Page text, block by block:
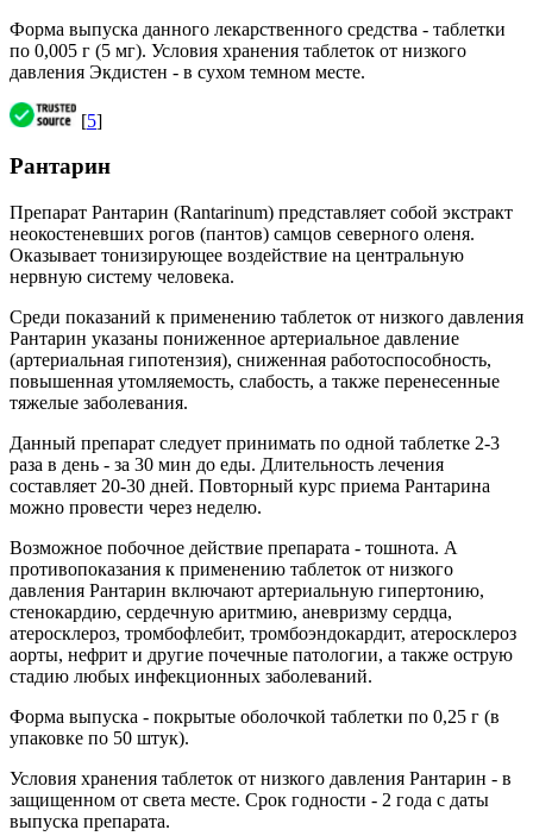
Форма выпуска данного лекарственного средства - таблетки
по 0,005 г (5 мг). Условия хранения таблеток от низкого
давления Экдистен - в сухом темном месте.
[5]
Рантарин
Препарат Рантарин (Rantarinum) представляет собой экстракт
неокостеневших рогов (пантов) самцов северного оленя.
Оказывает тонизирующее воздействие на центральную
нервную систему человека.
Среди показаний к применению таблеток от низкого давления
Рантарин указаны пониженное артериальное давление
(артериальная гипотензия), сниженная работоспособность,
повышенная утомляемость, слабость, а также перенесенные
тяжелые заболевания.
Данный препарат следует принимать по одной таблетке 2-3
раза в день - за 30 мин до еды. Длительность лечения
составляет 20-30 дней. Повторный курс приема Рантарина
можно провести через неделю.
Возможное побочное действие препарата - тошнота. А
противопоказания к применению таблеток от низкого
давления Рантарин включают артериальную гипертонию,
стенокардию, сердечную аритмию, аневризму сердца,
атеросклероз, тромбофлебит, тромбоэндокардит, атеросклероз
аорты, нефрит и другие почечные патологии, а также острую
стадию любых инфекционных заболеваний.
Форма выпуска - покрытые оболочкой таблетки по 0,25 г (в
упаковке по 50 штук).
Условия хранения таблеток от низкого давления Рантарин - в
защищенном от света месте. Срок годности - 2 года с даты
выпуска препарата.